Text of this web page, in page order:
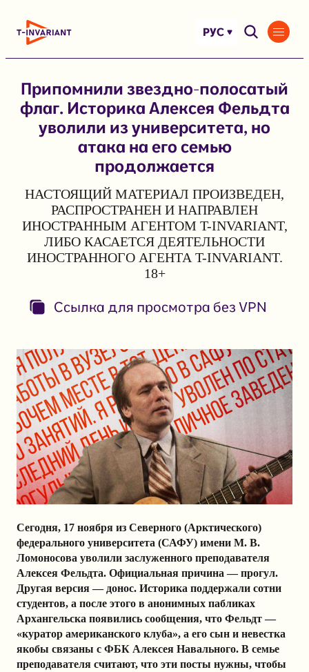
РУС
Припомнили звездно-полосатый
флаг. Историка Алексея Фельдта
уволили из университета, но
атака на его семью
продолжается
НАСТОЯЩИЙ МАТЕРИАЛ ПРОИЗВЕДЕН,
РАСПРОСТРАНЕН И НАПРАВЛЕН
ИНОСТРАННЫМ АГЕНТОМ T-INVARIANT,
ЛИБО КАСАЕТСЯ ДЕЯТЕЛЬНОСТИ
ИНОСТРАННОГО АГЕНТА T-INVARIANT.
18+
Ссылка для просмотра без VPN
Сегодня, 17 ноября из Северного (Арктического)
федерального университета (САФУ) имени М. В.
Ломоносова уволили заслуженного преподавателя
Алексея Фельдта. Официальная причина — прогул.
Другая версия — донос. Историка поддержали сотни
студентов, а после этого в анонимных пабликах
Архангельска появились сообщения, что Фельдт —
«куратор американского клуба», а его сын и невестка
якобы связаны с ФБК Алексея Навального. В семье
преподавателя считают, что эти посты нужны, чтобы